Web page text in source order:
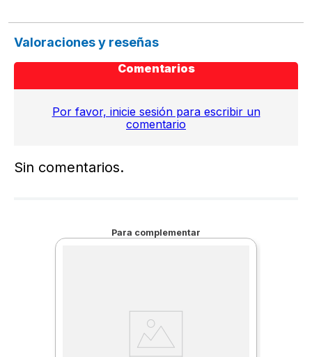
Valoraciones y reseñas
Comentarios
Por favor, inicie sesión para escribir un
comentario
Sin comentarios.
Para complementar